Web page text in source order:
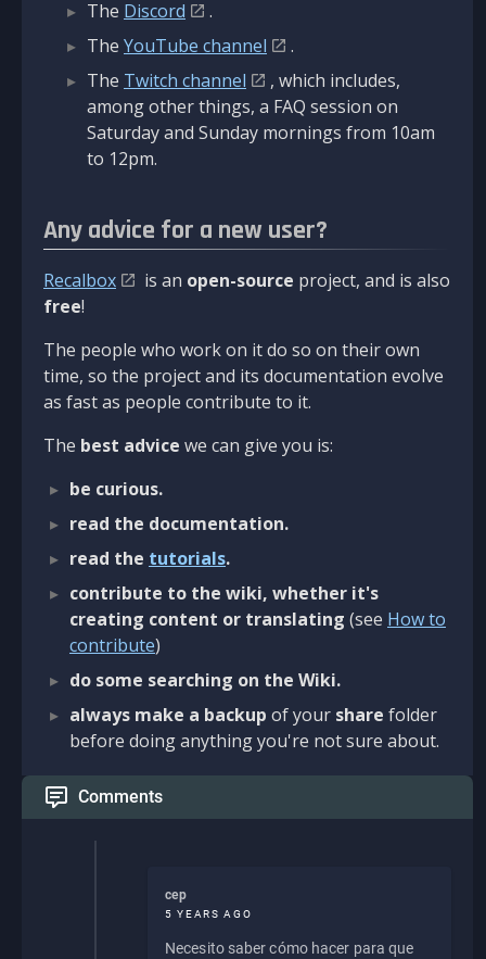
The Discord
.
The YouTube channel
.
The Twitch channel
, which includes,
among other things, a FAQ session on
Saturday and Sunday mornings from 10am
to 12pm.
Any advice for a new user?
Recalbox is an open-source project, and is also
free!
The people who work on it do so on their own
time, so the project and its documentation evolve
as fast as people contribute to it.
The best advice we can give you is:
be curious.
read the documentation.
read the tutorials.
contribute to the wiki, whether it's
creating content or translating (see How to
contribute)
do some searching on the Wiki.
always make a backup of your share folder
before doing anything you're not sure about.
Comments
cep
5 YEARS AGO
Necesito saber cómo hacer para que